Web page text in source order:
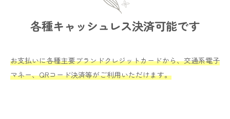
各種キャッシュレス決済可能です
お支払いに各種主要ブランドクレジットカードから、交通系電子
マネー、QRコード決済等がご利用いただけます。